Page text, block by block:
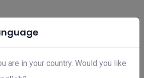
are in your country. Would you like
| Figurinhas